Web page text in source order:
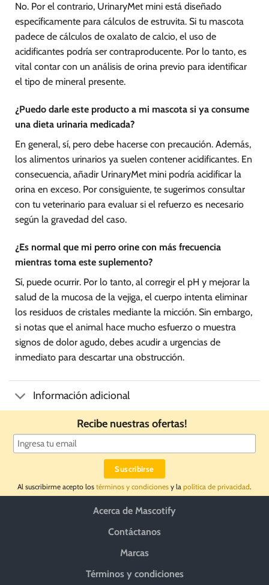
No. Por el contrario, UrinaryMet mini está diseñado
específicamente para cálculos de estruvita. Si tu mascota
padece de cálculos de oxalato de calcio, el uso de
acidificantes podría ser contraproducente. Por lo tanto, es
vital contar con un análisis de orina previo para identificar
el tipo de mineral presente.
¿Puedo darle este producto a mi mascota si ya consume
una dieta urinaria medicada?
En general, sí, pero debe hacerse con precaución. Además,
los alimentos urinarios ya suelen contener acidificantes. En
consecuencia, añadir UrinaryMet mini podría acidificar la
orina en exceso. Por consiguiente, te sugerimos consultar
con tu veterinario para evaluar si el refuerzo es necesario
según la gravedad del caso.
¿Es normal que mi perro orine con más frecuencia
mientras toma este suplemento?
Sí, puede ocurrir. Por lo tanto, al corregir el pH y mejorar la
salud de la mucosa de la vejiga, el cuerpo intenta eliminar
los residuos de cristales mediante la micción. Sin embargo,
si notas que el animal hace mucho esfuerzo o muestra
signos de dolor agudo, debes acudir a urgencias de
inmediato para descartar una obstrucción.
Información adicional
Recibe nuestras ofertas!
Al suscribirme acepto los términos y condiciones y la política de privacidad.
Acerca de Mascotify
Contáctanos
Marcas
Términos y condiciones